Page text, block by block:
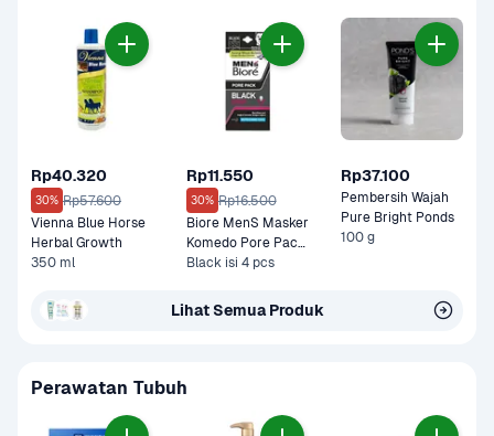
Rp40.320
30% Rp57.600
Vienna Blue Horse
Herbal Growth
350 ml
Rp11.550
30% Rp16.500
Biore MenS Masker
Komedo Pore Pack
Black Strip
Black isi 4 pcs
Rp37.100
Pembersih Wajah
Pure Bright Ponds
100 g
Lihat Semua Produk
Perawatan Tubuh